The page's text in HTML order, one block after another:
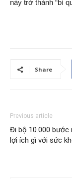
này trở thành “bí
Share
Previous article
Đi bộ 10.000 bước
lợi ích gì với sức